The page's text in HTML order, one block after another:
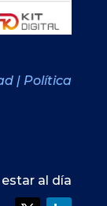
| Política
estar al día